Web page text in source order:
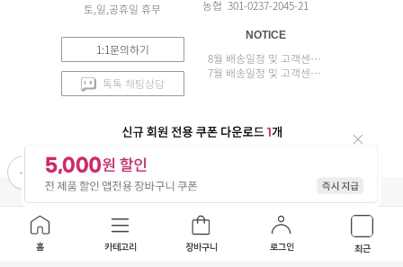
토,일,공휴일 휴무
1:1문의하기
톡톡 채팅상담
농협 301-0237-2045-21
NOTICE
8월 배송일정 및 고객센터 업무 안내
7월 배송일정 및 고객센터 업무 안내
APP 설치
(주)퍼니엠 사업자정보
구매안전서비스 개인정보취급방침 이용약관
홈 카테고리 장바구니 로그인 최근